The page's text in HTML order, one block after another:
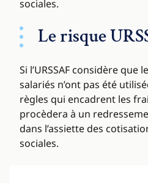
sociales.
Le risque
Si l’URSSAF considère que
salariés n’ont pas été
règles qui encadrent les
procèdera à un
dans l’assiette des
sociales.